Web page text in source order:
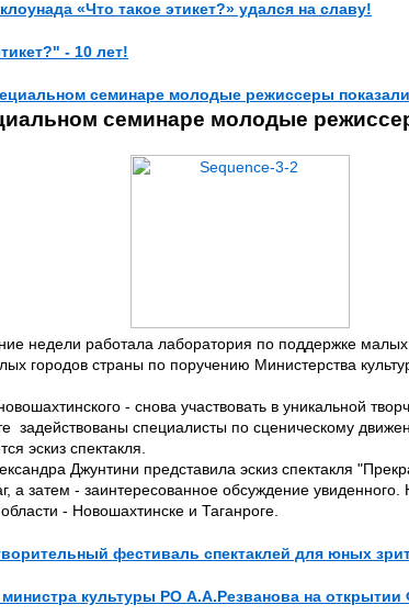
«Что такое этикет?» удался на славу!
- 10 лет!
семинаре молодые режиссеры
семинаре молодые
недели работала лаборатория по поддержке
городов страны по поручению Министерства
- снова участвовать в уникальной
задействованы специалисты по сценическому
эскиз спектакля.
Джунтини представила эскиз спектакля
а затем - заинтересованное обсуждение
- Новошахтинске и Таганроге.
фестиваль спектаклей для юных
министра культуры РО А.А.Резванова на